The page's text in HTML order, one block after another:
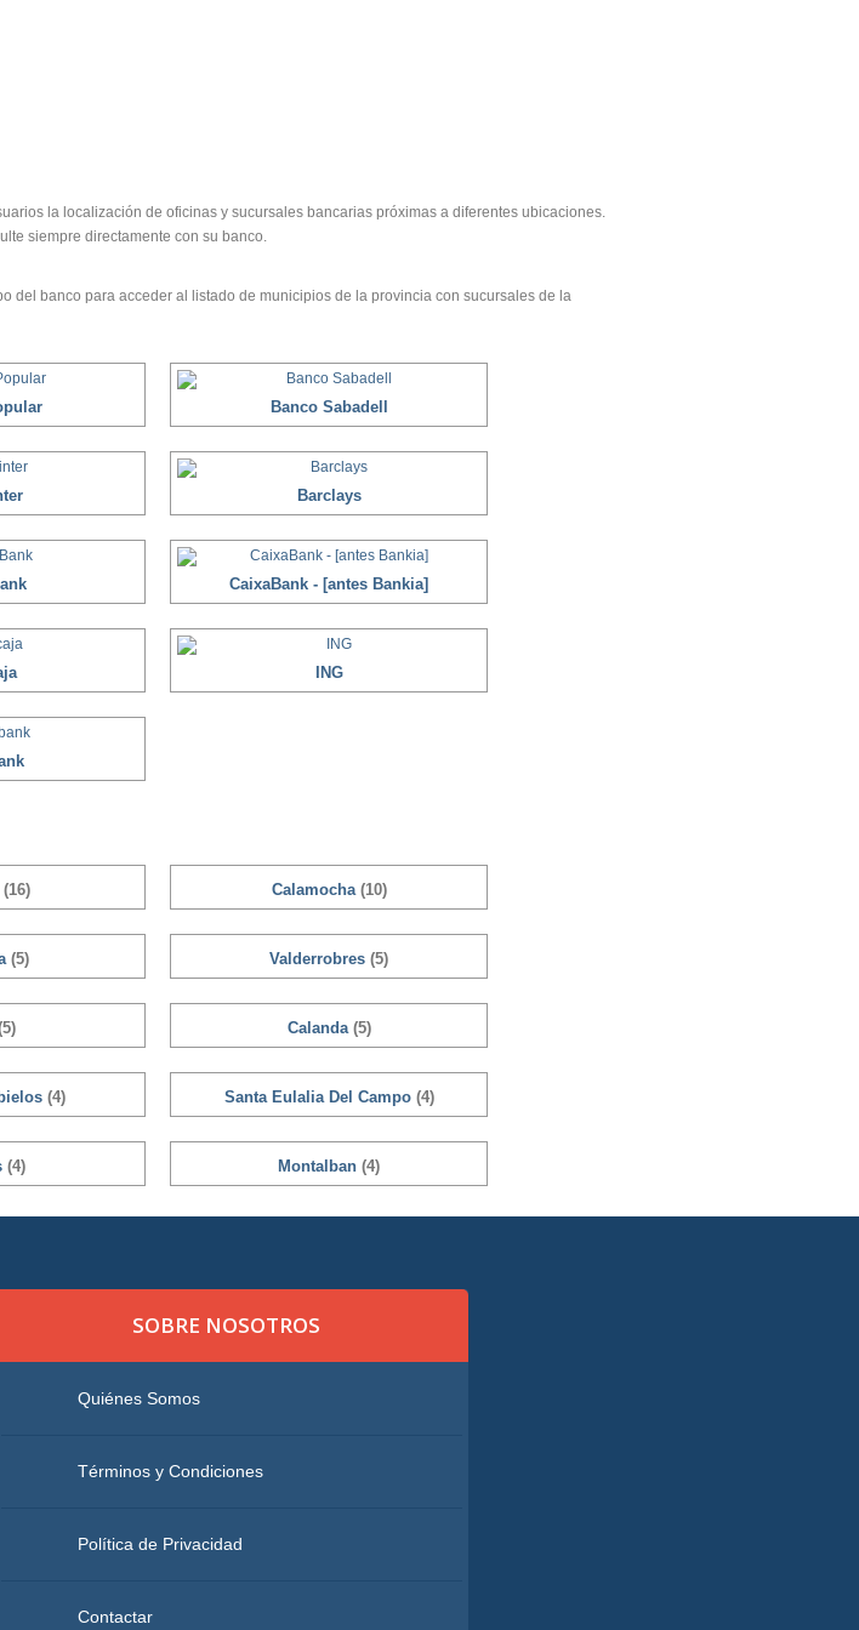
la localización de oficinas y sucursales bancarias próximas a diferentes ubicaciones.
siempre directamente con su banco.
del banco para acceder al listado de municipios de la provincia con sucursales de la
Banco Sabadell
Barclays
CaixaBank - [antes Bankia]
ING
(16) Calamocha (10)
(5) Valderrobres (5)
Calanda (5)
(4) Santa Eulalia Del Campo (4)
(4) Montalban (4)
SOBRE NOSOTROS
Quiénes Somos
Términos y Condiciones
Política de Privacidad
Contactar